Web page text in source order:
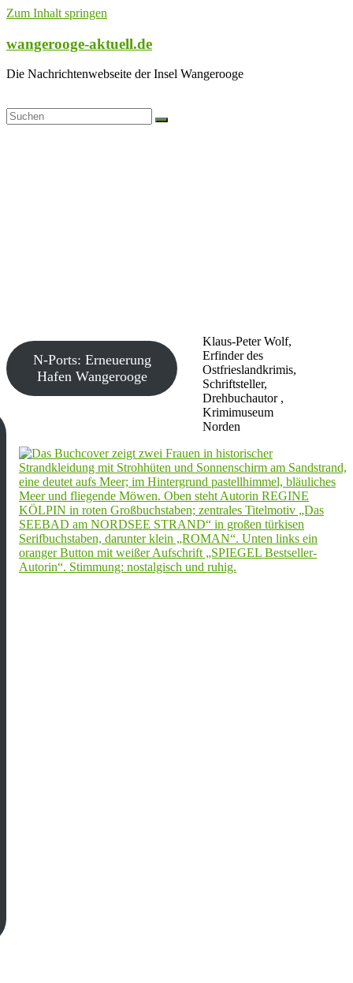
Zum Inhalt springen
wangerooge-aktuell.de
Die Nachrichtenwebseite der Insel Wangerooge
Klaus-Peter Wolf,
Erfinder des
Ostfrieslandkrimis,
Schriftsteller,
Drehbuchautor ,
Krimimuseum
Norden
N-Ports: Erneuerung
Hafen Wangerooge